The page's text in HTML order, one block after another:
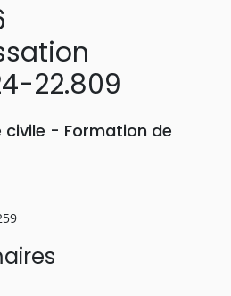
22.809
- Formation de